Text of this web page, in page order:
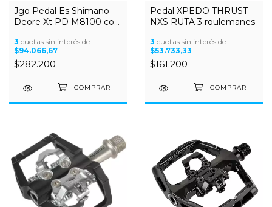
Jgo Pedal Es Shimano
Deore Xt PD M8100 con
3 cuotas sin interés de
$94.066,67
$282.200
Pedal XPEDO THRUST
NXS RUTA 3 roulemanes
3 cuotas sin interés de
$53.733,33
$161.200